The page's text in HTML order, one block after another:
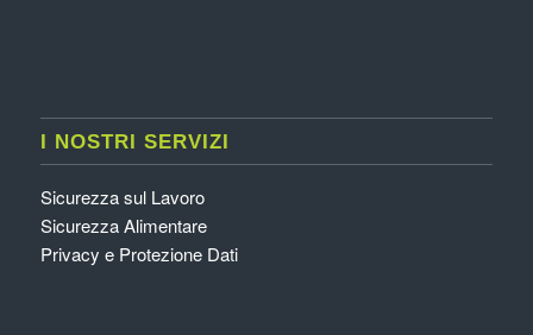
I NOSTRI SERVIZI
Sicurezza sul Lavoro
Sicurezza Alimentare
Privacy e Protezione Dati